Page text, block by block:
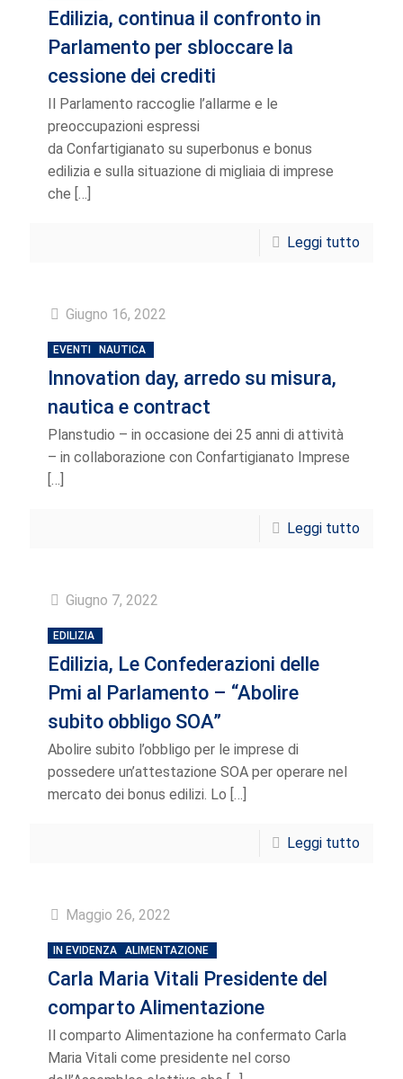
Edilizia, continua il confronto in
Parlamento per sbloccare la
cessione dei crediti
Il Parlamento raccoglie l’allarme e le
preoccupazioni espressi
da Confartigianato su superbonus e bonus
edilizia e sulla situazione di migliaia di imprese
che […]
Leggi tutto
Giugno 16, 2022
EVENTI NAUTICA
Innovation day, arredo su misura,
nautica e contract
Planstudio – in occasione dei 25 anni di attività
– in collaborazione con Confartigianato Imprese
[…]
Leggi tutto
Giugno 7, 2022
EDILIZIA
Edilizia, Le Confederazioni delle
Pmi al Parlamento – “Abolire
subito obbligo SOA”
Abolire subito l’obbligo per le imprese di
possedere un’attestazione SOA per operare nel
mercato dei bonus edilizi. Lo […]
Leggi tutto
Maggio 26, 2022
IN EVIDENZA ALIMENTAZIONE
Carla Maria Vitali Presidente del
comparto Alimentazione
Il comparto Alimentazione ha confermato Carla
Maria Vitali come presidente nel corso